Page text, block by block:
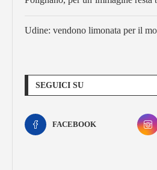
Udine: vendono limonata per il
SEGUICI SU
FACEBOOK